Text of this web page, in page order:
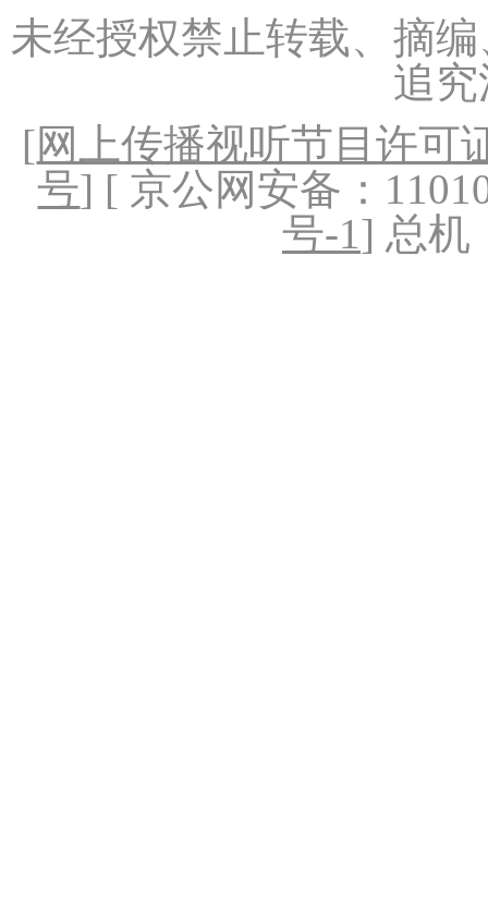
未经授权禁止转载、摘
追
[网上传播视听节目许可
号] [ 京公网安备：
号-1] 总机